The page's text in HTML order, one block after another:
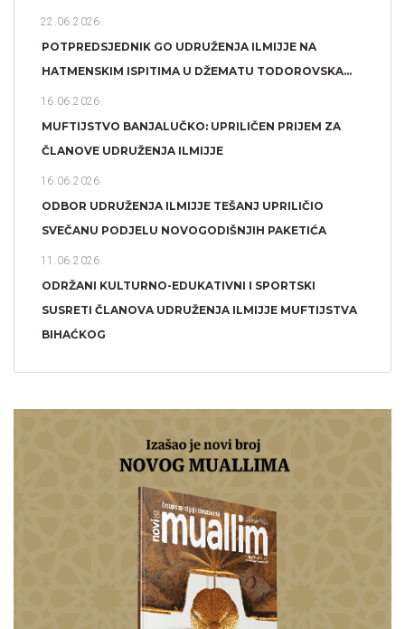
22.06.2026.
POTPREDSJEDNIK GO UDRUŽENJA ILMIJJE NA
HATMENSKIM ISPITIMA U DŽEMATU TODOROVSKA...
16.06.2026.
MUFTIJSTVO BANJALUČKO: UPRILIČEN PRIJEM ZA
ČLANOVE UDRUŽENJA ILMIJJE
16.06.2026.
ODBOR UDRUŽENJA ILMIJJE TEŠANJ UPRILIČIO
SVEČANU PODJELU NOVOGODIŠNJIH PAKETIĆA
11.06.2026.
ODRŽANI KULTURNO-EDUKATIVNI I SPORTSKI
SUSRETI ČLANOVA UDRUŽENJA ILMIJJE MUFTIJSTVA
BIHAĆKOG